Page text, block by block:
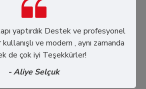
yaptırdık Destek ve profesyonel
kullanışlı ve modern , aynı zamanda
de çok iyi Teşekkürler!
- Aliye Selçuk